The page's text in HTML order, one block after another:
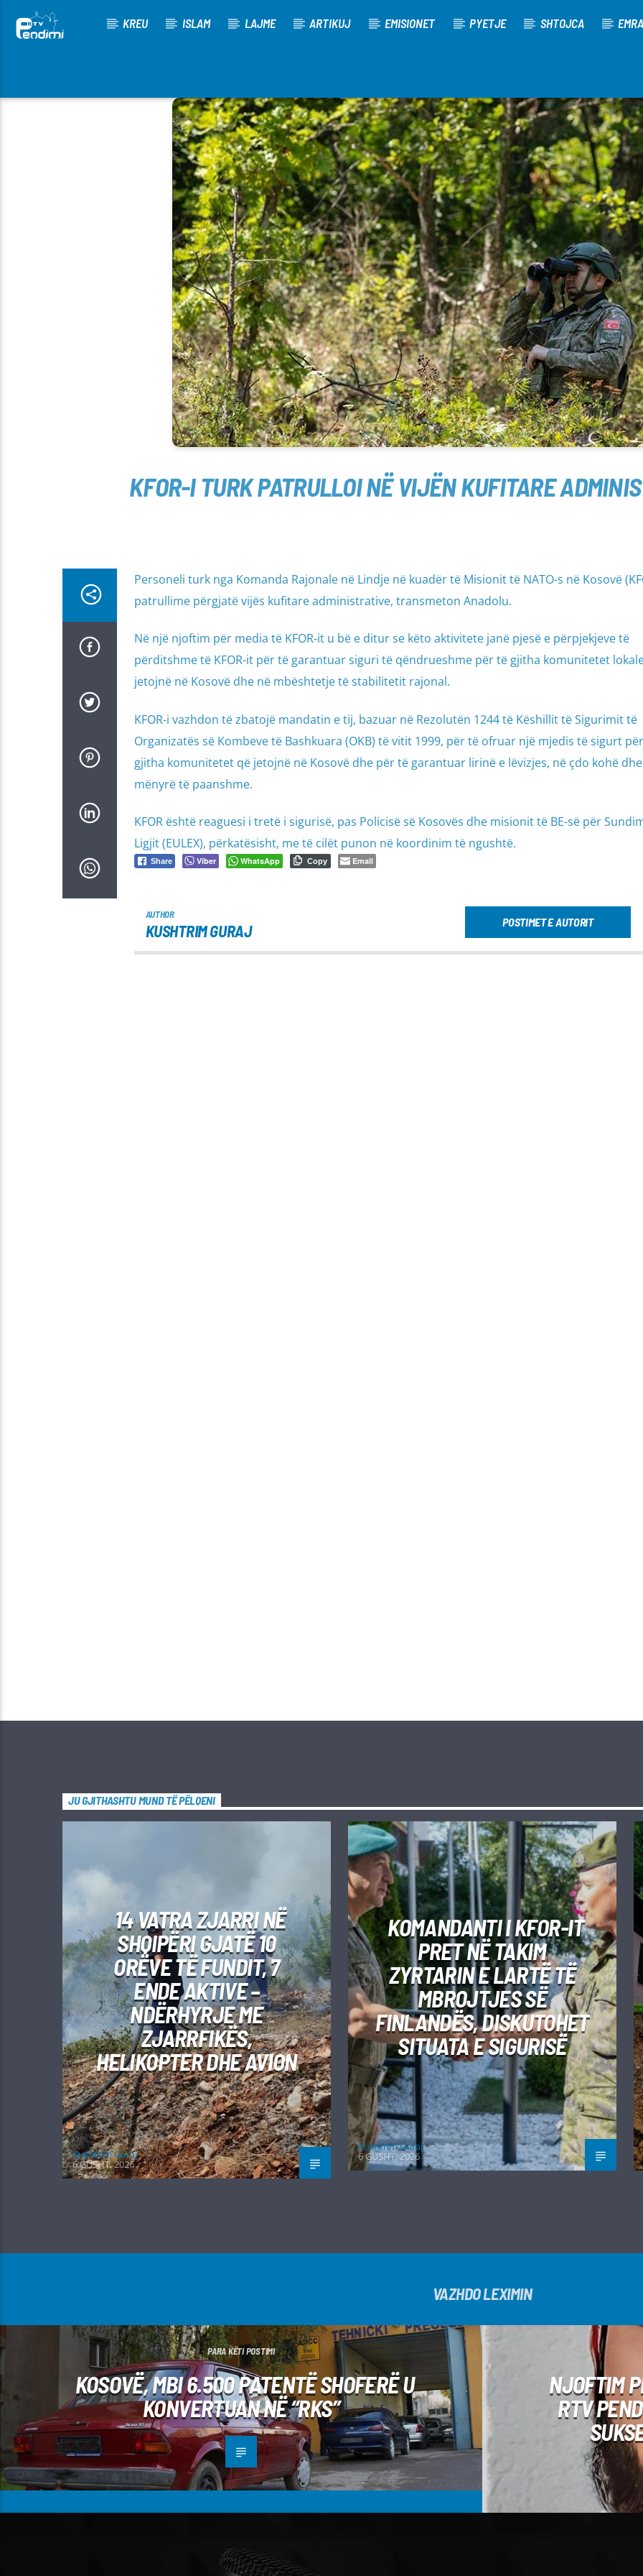
KREU ISLAM LAJME ARTIKUJ EMISIONET PYETJE SHTOJCA EMRA
[There are no radio stations in the database]
KFOR-I TURK PATRULLOI NË VIJËN KUFITARE
Personeli turk nga Komanda Rajonale në Lindje në kuadër të Misionit të NATO-s në Kosovë
patrullime përgjatë vijës kufitare administrative, transmeton Anadolu.
Në një njoftim për media të KFOR-it u bë e ditur se këto aktivitete janë pjesë e përpjekjeve të
përditshme të KFOR-it për të garantuar siguri të qëndrueshme për të gjitha komunitetet
jetojnë në Kosovë dhe në mbështetje të stabilitetit rajonal.
KFOR-i vazhdon të zbatojë mandatin e tij, bazuar në Rezolutën 1244 të Këshillit të Sigurimit të
Organizatës së Kombeve të Bashkuara (OKB) të vitit 1999, për të ofruar një mjedis të sigurt
gjitha komunitetet që jetojnë në Kosovë dhe për të garantuar lirinë e lëvizjes, në çdo kohë
mënyrë të paanshme.
KFOR është reaguesi i tretë i sigurisë, pas Policisë së Kosovës dhe misionit të BE-së për
Ligjit (EULEX), përkatësisht, me të cilët punon në koordinim të ngushtë.
Share Viber WhatsApp Copy Email
AUTHOR
KUSHTRIM GURAJ POSTIMET E AUTORIT
JU GJITHASHTU MUND TË PËLQENI
14 VATRA ZJARRI NË
SHQIPËRI GJATË 10
ORËVE TË FUNDIT, 7
ENDE AKTIVE –
NDËRHYRJE ME
ZJARRFIKËS,
HELIKOPTER DHE AVION
Kushtrim Guraj
6 GUSHT, 2026
KOMANDANTI I KFOR-IT
PRET NË TAKIM
ZYRTARIN E LARTË TË
MBROJTJES SË
FINLANDËS, DISKUTOHET
SITUATA E SIGURISË
Kushtrim Guraj
6 GUSHT, 2026
VAZHDO LEXIMIN
PARA KËTI POSTIMI
KOSOVË, MBI 6.500 PATENTË SHOFERË U
KONVERTUAN NË “RKS”
NJOFTIM
RTV